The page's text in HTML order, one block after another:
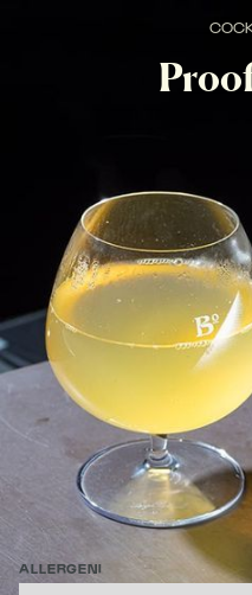
Rum jamaicano overproof,
fleurs, arancia e lime,
ALLERGENI